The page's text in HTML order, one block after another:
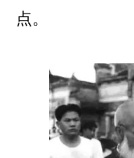
点。